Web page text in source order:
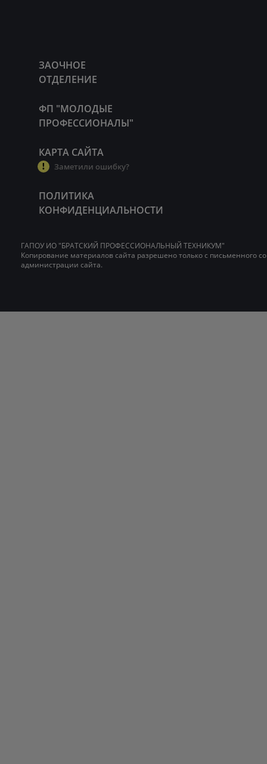
ЗАОЧНОЕ
ОТДЕЛЕНИЕ
ФП "МОЛОДЫЕ
ПРОФЕССИОНАЛЫ"
КАРТА САЙТА
Заметили ошибку?
ПОЛИТИКА
КОНФИДЕНЦИАЛЬНОСТИ
ГАПОУ ИО "БРАТСКИЙ ПРОФЕССИОНАЛЬНЫЙ ТЕХНИКУМ"
Копирование материалов сайта разрешено только с письменного
администрации сайта.